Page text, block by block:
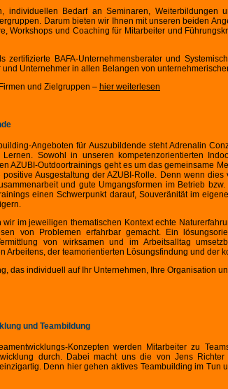
individuellen Bedarf an Seminaren, Weiterbildungen
Darum bieten wir Ihnen mit unseren beiden
Workshops und Coaching für Mitarbeiter und
BAFA-Unternehmensberater und
Unternehmer in allen Belangen von
und Zielgruppen – hier weiterlesen
Angeboten für Auszubildende steht Adrenalin
Sowohl in unseren kompetenzorientierten
AZUBI-Outdoortrainings geht es um das gemeinsame
Ausgestaltung der AZUBI-Rolle. Denn wenn
und gute Umgangsformen im Betrieb
einen Schwerpunkt darauf, Souveränität im
wir im jeweiligen thematischen Kontext echte
von Problemen erfahrbar gemacht. Ein
von wirksamen und im Arbeitsalltag
Arbeitens, der teamorientierten Lösungsfindung und der
das individuell auf Ihr Unternehmen, Ihre Organisation
und Teambildung
Konzepten werden Mitarbeiter zu
durch. Dabei macht uns die von Jens
einzigartig. Denn hier gehen aktives Teambuilding im Tun